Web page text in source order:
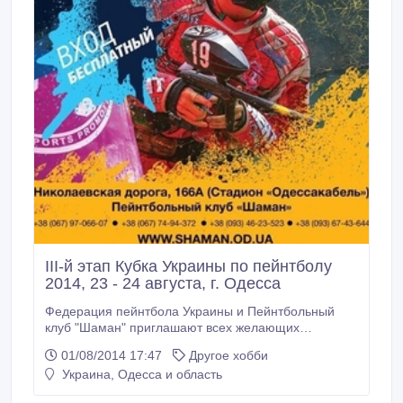
III-й этап Кубка Украины по пейнтболу
2014, 23 - 24 августа, г. Одесса
Федерация пейнтбола Украины и Пейнтбольный
клуб "Шаман" приглашают всех желающих
событие этого года: III-й этап Кубка Украины по
пейнтболу! Организатор: ПК «Шаман» (Одесса)
01/08/2014 17:47
Другое хобби
Украина, Одесса и область